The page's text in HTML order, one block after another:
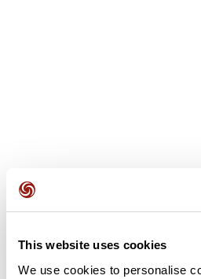
This website uses cookies
We use cookies to personalise
Recensioni degli utenti
Questo percorso non contiene
L'hai già effettuato? Sii il primo a